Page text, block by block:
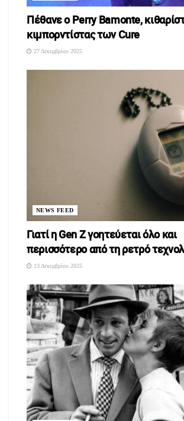
Πέθανε ο Perry Bamonte,
κιμπορντίστας των Cure
27 Δεκεμβρίου 2025
NEWS FEED
Γιατί η Gen Z γοητεύεται όλο και
περισσότερο από τη ρετρό
13 Δεκεμβρίου 2025